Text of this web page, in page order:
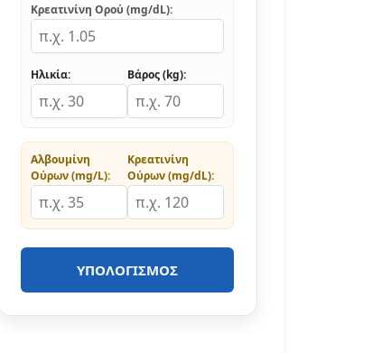
Κρεατινίνη Ορού (mg/dL):
Ηλικία: Βάρος (kg):
Αλβουμίνη
Ούρων (mg/L):
Κρεατινίνη
Ούρων (mg/dL):
ΥΠΟΛΟΓΙΣΜΌΣ